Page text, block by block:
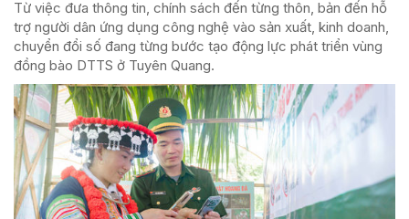
Từ việc đưa thông tin, chính sách đến từng thôn, bản đến hỗ
trợ người dân ứng dụng công nghệ vào sản xuất, kinh doanh,
chuyển đổi số đang từng bước tạo động lực phát triển vùng
đồng bào DTTS ở Tuyên Quang.